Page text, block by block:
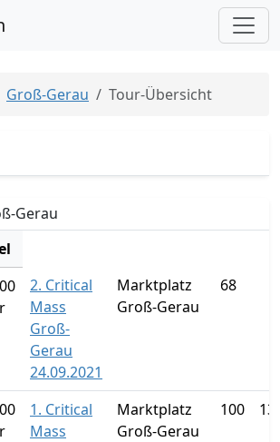
Groß-Gerau Tour-Übersicht
Gerau
2. Critical
Mass
Groß-
Gerau
24.09.2021
Marktplatz
Groß-Gerau
68
1. Critical
Mass
Marktplatz
Groß-Gerau
100